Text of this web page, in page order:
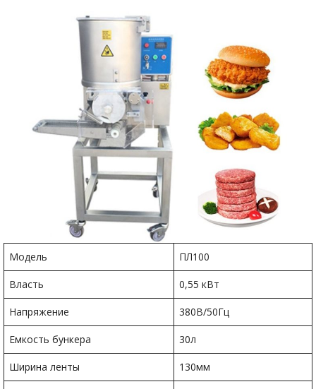
Модель ПЛ100
Власть 0,55 кВт
Напряжение 380В/50Гц
Емкость бункера 30л
Ширина ленты 130мм